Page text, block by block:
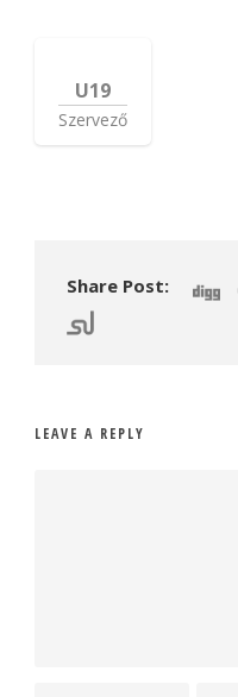
U19
Szervező
Share Post:
LEAVE A REPLY